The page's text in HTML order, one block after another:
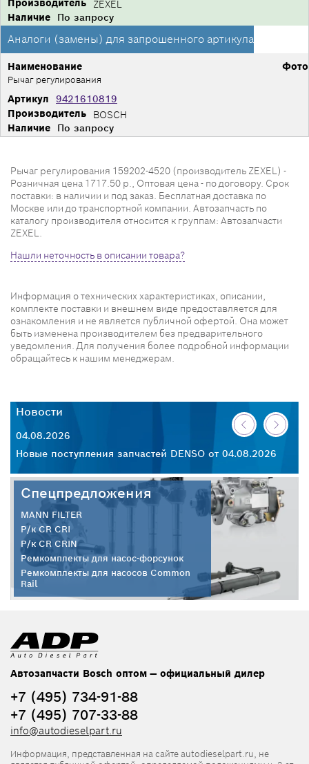
Производитель ZEXEL
Наличие По запросу
Аналоги (замены) для запрошенного артикула
Фото
Производитель BOSCH
Артикул 9421610819
Наименование
Рычаг регулирования
Наличие По запросу
Рычаг регулирования 159202-4520 (производитель ZEXEL) -
Розничная цена 1717.50 р., Оптовая цена - по договору. Срок
поставки: в наличии и под заказ. Бесплатная доставка по
Москве или до транспортной компании. Автозапчасть по
каталогу производителя относится к группам: Автозапчасти
ZEXEL.
Нашли неточность в описании товара?
Информация о технических характеристиках, описании,
комплекте поставки и внешнем виде предоставляется для
ознакомления и не является публичной офертой. Она может
быть изменена производителем без предварительного
уведомления. Для получения более подробной информации
обращайтесь к нашим менеджерам.
Новости
04.08.2026
Новые поступления запчастей DENSO от 04.08.2026
Спецпредложения
MANN FILTER
Р/к CR CRI
Р/к CR CRIN
Ремкомплекты для насос-форсунок
Ремкомплекты для насосов Common
Rail
Автозапчасти Bosch оптом — официальный дилер
+7 (495) 734-91-88
+7 (495) 707-33-88
info@autodieselpart.ru
Информация, представленная на сайте autodieselpart.ru, не